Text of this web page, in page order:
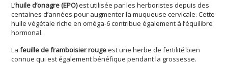
L’huile d’onagre (EPO)est utilisée par les herboristes depuis des
centaines d’années pour augmenter la muqueuse cervicale. Cette
huile végétale riche en oméga-6 contribue également à l’équilibre
hormonal.
Lafeuille de framboisier rougeest une herbe de fertilité bien
connue qui est également bénéfique pendant la grossesse.